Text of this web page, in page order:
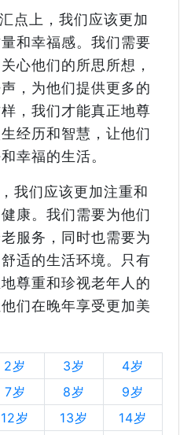
点上，我们应该更加
和幸福感。我们需要
心他们的所思所想，
，为他们提供更多的
，我们才能真正地尊
经历和智慧，让他们
幸福的生活。
我们应该更加注重和
康。我们需要为他们
服务，同时也需要为
适的生活环境。只有
尊重和珍视老年人的
们在晚年享受更加美
2岁 3岁
4岁
7岁 8岁
9岁
12岁 13岁
14岁